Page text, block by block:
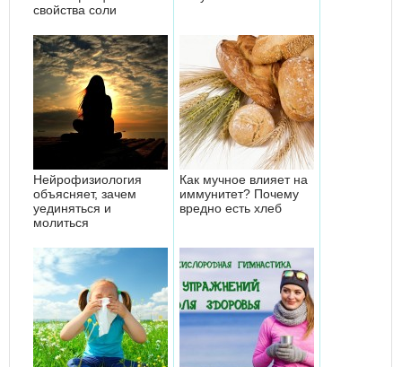
свойства соли
Нейрофизиология
объясняет, зачем
уединяться и
молиться
Как мучное влияет на
иммунитет? Почему
вредно есть хлеб